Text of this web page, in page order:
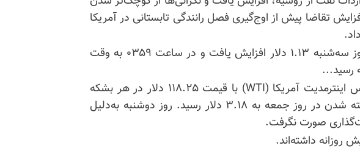
تقاضا پیش از اوج‌گیری فصل رانندگی تابستانی در آمریکا
قیمت نفت برنت برای ماه جولای روز سه‌شنبه ۱.۱۳ دلار افزایش یافت و در ساعت ۰۳۵۹ به وقت
معاملات آتی نفت خام وست تگزاس اینترمدیت آمریکا (WTI) با قیمت ۱۱۸.۲۵ دلار در هر بشکه
معامله شد که نسبت به هنگام بسته شدن در روز جمعه به ۳.۱۸ دلار رسید. روز دوشنبه به‌دلیل
صورت نگرفت.
روزانه داشته‌اند.